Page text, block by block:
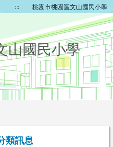
::: 桃園市桃園區文山國民小學
山國民小學
類訊息